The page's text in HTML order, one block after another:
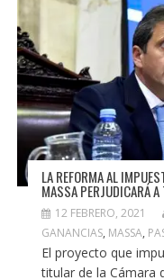
LA REFORMA AL
MASSA PERJUDICARÁ
12 FEBRERO, 2021
GANANCIAS, MASSA,
El proyecto que
titular de la Cámara